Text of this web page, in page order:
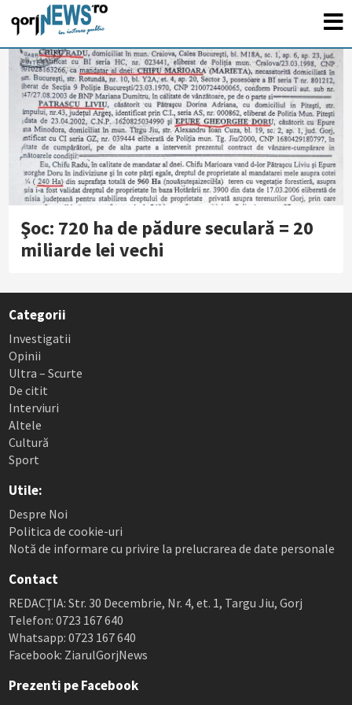
Şoc: 720 ha de pădure seculară = 20
miliarde lei vechi
Categorii
Investigatii
Opinii
Ultra – Scurte
De citit
Interviuri
Altele
Cultură
Sport
Utile:
Despre Noi
Politica de cookie-uri
Notă de informare cu privire la prelucrarea de date personale
Contact
REDACȚIA: Str. 30 Decembrie, Nr. 4, et. 1, Targu Jiu, Gorj
Telefon: 0723 167 640
Whatsapp: 0723 167 640
Facebook: ZiarulGorjNews
Prezenti pe Facebook